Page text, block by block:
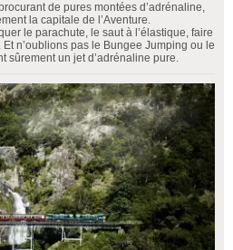
de pures montées d’adrénaline,
la capitale de l’Aventure.
le parachute, le saut à l’élastique, faire
n’oublions pas le Bungee Jumping ou le
sûrement un jet d’adrénaline pure.